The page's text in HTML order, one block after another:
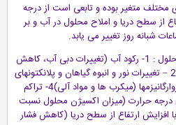
متغیر بوده و تابعی است از درجه
از سطح دریا و املاح محلول در آب و بر
روز تغییر می یابد.
عوامل کاهش دهنده اکسیژن محلول : 1- رکود آب (تغییرات دبی آب، کاهش
آب استخرهای پرورشی) 2 – تغییرات نور و انبوه گیاهان و پلانکتونهای
گیاهی (آلکها) 3 – وجود میکروارگانیزمها (میکرب ها و مواد آلی)4- تراکم
5 –افزایش درجه حرارت (میزان اکسیژن محلول نسبت
حرارت دارد )6- با افزایش ارتفاع از سطح دریا (کاهش فشار